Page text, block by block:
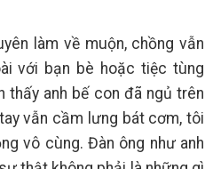
làm về muộn, chồng vẫn
với bạn bè hoặc tiệc tùng
thấy anh bế con đã ngủ trên
vẫn cầm lưng bát cơm, tôi
vô cùng. Đàn ông như anh